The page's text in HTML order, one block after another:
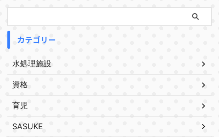
カテゴリー
水処理施設
資格
育児
SASUKE